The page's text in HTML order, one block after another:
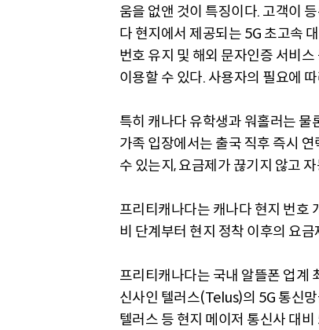
움을 없앤 것이 특징이다. 고객이
다 현지에서 제공되는 5G 초고속
번호 유지 및 해외 문자인증 서비
이용할 수 있다. 사용자의 필요에
특히 캐나다 유학생과 워홀러는 물
가족 입장에서는 출국 직후 즉시
수 있는지, 요금제가 끊기지 않고
프리티캐나다는 캐나다 현지 번호
비 단계부터 현지 정착 이후의 요
프리티캐나다는 국내 알뜰폰 업계
신사인 텔러스(Telus)의 5G 통신
텔러스 등 현지 메이저 통신사 대